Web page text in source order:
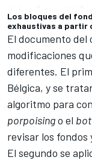
Los bloques del
exhaustivas a partir
El documento del
modificaciones
diferentes. El
Bélgica, y se
algoritmo para
porpoisingo el
revisar los fondos
El segundo se